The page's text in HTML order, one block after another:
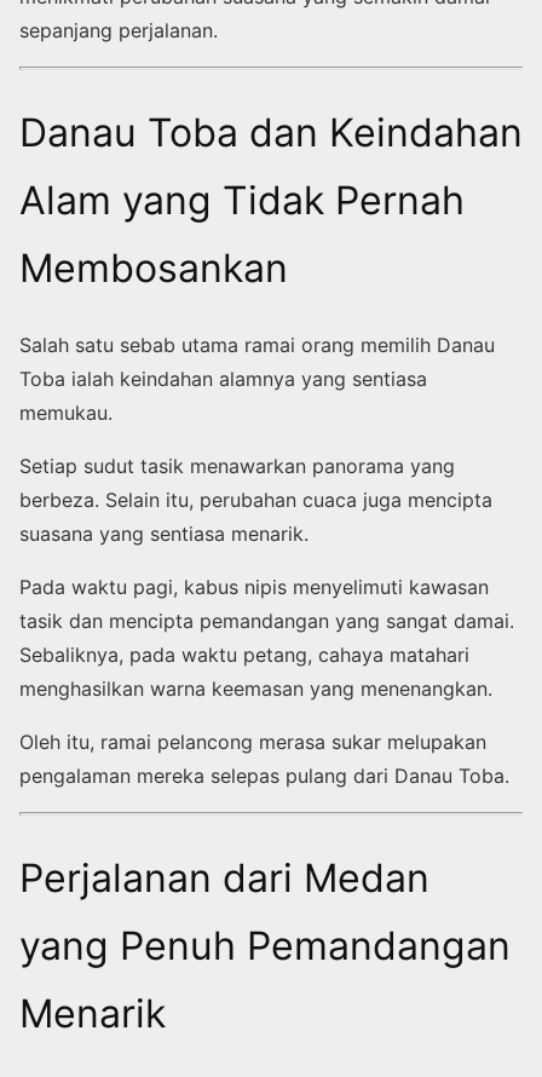
sepanjang perjalanan.
Danau Toba dan Keindahan
Alam yang Tidak Pernah
Membosankan
Salah satu sebab utama ramai orang memilih Danau
Toba ialah keindahan alamnya yang sentiasa
memukau.
Setiap sudut tasik menawarkan panorama yang
berbeza. Selain itu, perubahan cuaca juga mencipta
suasana yang sentiasa menarik.
Pada waktu pagi, kabus nipis menyelimuti kawasan
tasik dan mencipta pemandangan yang sangat damai.
Sebaliknya, pada waktu petang, cahaya matahari
menghasilkan warna keemasan yang menenangkan.
Oleh itu, ramai pelancong merasa sukar melupakan
pengalaman mereka selepas pulang dari Danau Toba.
Perjalanan dari Medan
yang Penuh Pemandangan
Menarik